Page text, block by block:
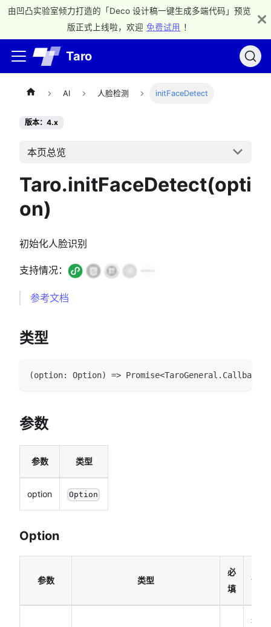
由凹凸实验室倾力打造的「Deco 设计稿一键生成多端代码」预览
版正式上线啦，欢迎 免费试用 ！
Taro
AI 人脸检测 initFaceDetect
版本：4.x
本页总览
Taro.initFaceDetect(opti
on)
初始化人脸识别
支持情况：
参考文档
类型
(option: Option) => Promise<TaroGeneral .
参数
参数 类型
option Option
Option
参数 类型
必
填
说明
接口